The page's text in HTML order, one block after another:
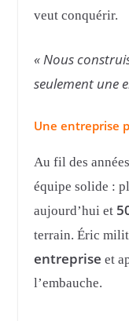
veut conquérir.
« Nous
seulement une
Une entreprise
Au fil des
équipe solide :
aujourd’hui et
terrain. Éric
entreprise et
l’embauche.